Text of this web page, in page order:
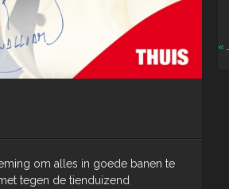
om alles in goede banen te
tegen de tienduizend
«